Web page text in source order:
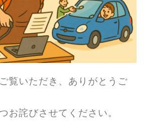
覧いただき、ありがとうご
お詫びさせてください。